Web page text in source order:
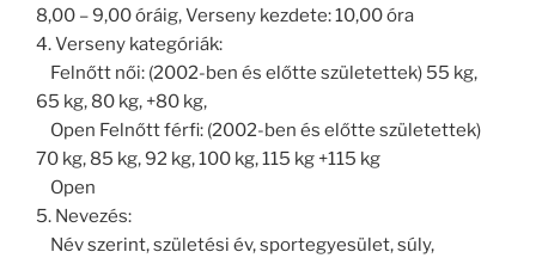
8,00 – 9,00 óráig, Verseny kezdete: 10,00 óra
4. Verseny kategóriák:
Felnőtt női: (2002-ben és előtte születettek) 55 kg,
65 kg, 80 kg, +80 kg,
Open Felnőtt férfi: (2002-ben és előtte születettek)
70 kg, 85 kg, 92 kg, 100 kg, 115 kg +115 kg
Open
5. Nevezés:
Név szerint, születési év, sportegyesület, súly,